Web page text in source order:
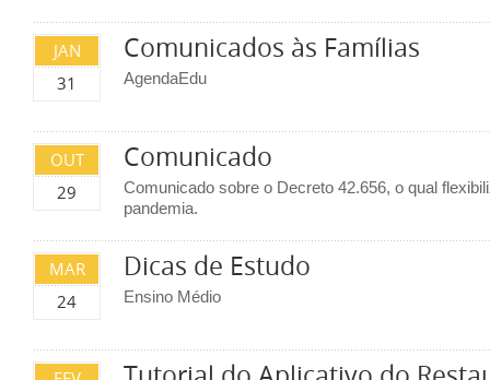
JAN
31
Comunicados às Famílias
AgendaEdu
OUT
29
Comunicado
Comunicado sobre o Decreto 42.656, o qual
pandemia.
MAR
24
Dicas de Estudo
Ensino Médio